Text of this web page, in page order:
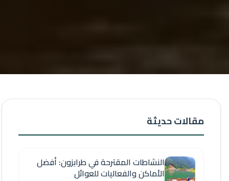
مقالات حديثة
النشاطات المقترحة في طرابزون: أفضل
الأماكن والفعاليات للعوائل